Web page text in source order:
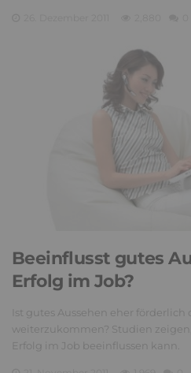
Beeinflusst gutes
Erfolg im Job?
Ist gutes Aussehen eher
weiterzukommen? Studien
Erfolg im Job beeinflussen kann.